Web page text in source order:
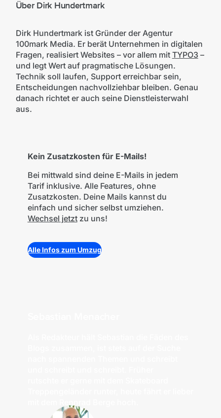
Über Dirk Hundertmark
Dirk Hundertmark ist Gründer der Agentur
100mark Media. Er berät Unternehmen in digitalen
Fragen, realisiert Websites – vor allem mit TYPO3 –
und legt Wert auf pragmatische Lösungen.
Technik soll laufen, Support erreichbar sein,
Entscheidungen nachvollziehbar bleiben. Genau
danach richtet er auch seine Dienstleisterwahl
aus.
Kein Zusatzkosten für E-Mails!
Bei mittwald sind deine E-Mails in jedem
Tarif inklusive. Alle Features, ohne
Zusatzkosten. Deine Mails kannst du
einfach und sicher selbst umziehen.
Wechsel jetztzu uns!
Alle Infos zum Umzug